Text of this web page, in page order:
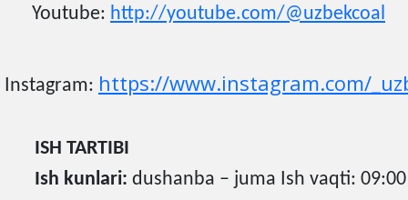
Youtube: http://youtube.com/@uzbekcoal
Instagram: https://www.instagram.com/
ISH TARTIBI
Ish kunlari: dushanba – juma Ish vaqti: 09:00